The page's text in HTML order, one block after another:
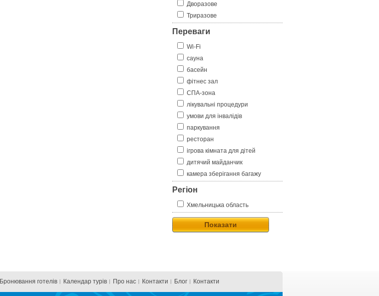
Дворазове
Триразове
Переваги
Wi-Fi
сауна
басейн
фітнес зал
СПА-зона
лікувальні процедури
умови для інвалідів
паркування
ресторан
ігрова кімната для дітей
дитячий майданчик
камера зберігання багажу
Регіон
Хмельницька область
Показати
Бронювання готелів Календар турів Про нас Контакти Блог Контакти